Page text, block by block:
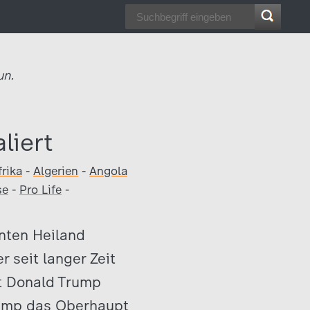
- Algerien - Angola
- Pro Life -
Heiland
seit langer Zeit
Trump
das Oberhaupt